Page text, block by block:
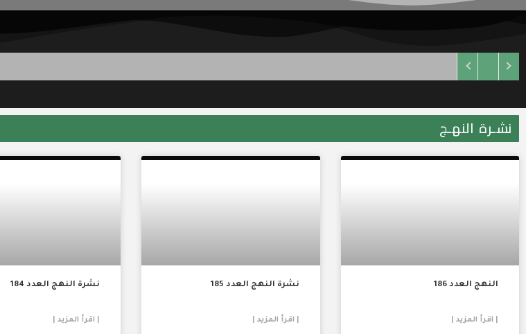
الموقع الرسمي لسماحة المرجع الديني
الفقيه الشيخ قاسم الطائي
السيرة
نشـرة النهـج
النهج العدد 186
| اقرأ المزيد |
نشرة النهج العدد 185
| اقرأ المزيد |
نشرة النهج العدد 184
| اقرأ المزيد |